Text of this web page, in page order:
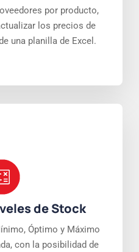
por producto,
los precios de
una planilla de Excel.
de Stock
Óptimo y Máximo
con la posibilidad de